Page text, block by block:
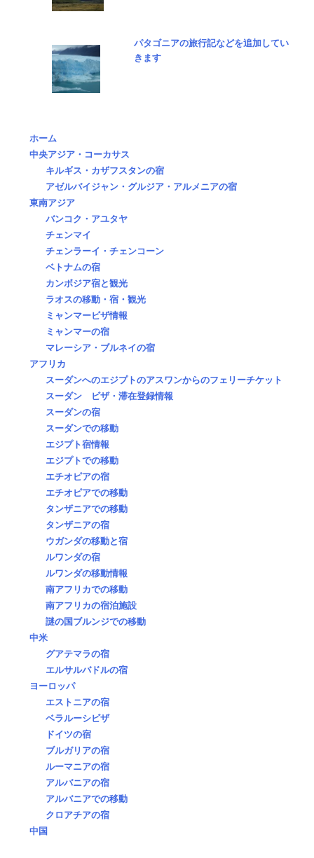
パタゴニアの旅行記などを追加してい
きます
ホーム
中央アジア・コーカサス
キルギス・カザフスタンの宿
アゼルバイジャン・グルジア・アルメニアの宿
東南アジア
バンコク・アユタヤ
チェンマイ
チェンラーイ・チェンコーン
ベトナムの宿
カンボジア宿と観光
ラオスの移動・宿・観光
ミャンマービザ情報
ミャンマーの宿
マレーシア・ブルネイの宿
アフリカ
スーダンへのエジプトのアスワンからのフェリーチケット
スーダン ビザ・滞在登録情報
スーダンの宿
スーダンでの移動
エジプト宿情報
エジプトでの移動
エチオピアの宿
エチオピアでの移動
タンザニアでの移動
タンザニアの宿
ウガンダの移動と宿
ルワンダの宿
ルワンダの移動情報
南アフリカでの移動
南アフリカの宿泊施設
謎の国ブルンジでの移動
中米
グアテマラの宿
エルサルバドルの宿
ヨーロッパ
エストニアの宿
ベラルーシビザ
ドイツの宿
ブルガリアの宿
ルーマニアの宿
アルバニアの宿
アルバニアでの移動
クロアチアの宿
中国